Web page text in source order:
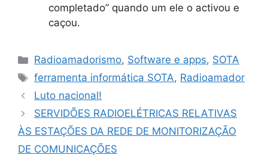
completado” quando um ele o activou e
caçou.
Categorias
Radioamadorismo, Software e apps, SOTA
Etiquetas
ferramenta informática SOTA, Radioamador
Luto nacional!
SERVIDÕES RADIOELÉTRICAS RELATIVAS
ÀS ESTAÇÕES DA REDE DE MONITORIZAÇÃO
DE COMUNICAÇÕES